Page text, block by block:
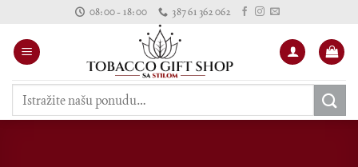
content
08:00 - 18:00 387 61 362 062
Pretraži: